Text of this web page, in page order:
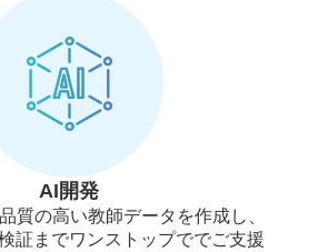
AI開発
質の高い教師データを作成し、
証までワンストップででご支援